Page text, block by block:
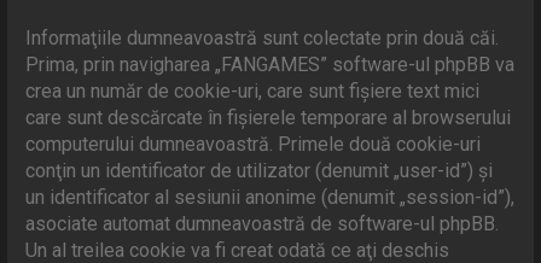
Informaţiile dumneavoastră sunt colectate prin două căi.
Prima, prin navigharea „FANGAMES” software-ul phpBB va
crea un număr de cookie-uri, care sunt fişiere text mici
care sunt descărcate în fişierele temporare al browserului
computerului dumneavoastră. Primele două cookie-uri
conţin un identificator de utilizator (denumit „user-id”) şi
un identificator al sesiunii anonime (denumit „session-id”),
asociate automat dumneavoastră de software-ul phpBB.
Un al treilea cookie va fi creat odată ce aţi deschis